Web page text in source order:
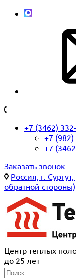
+7 (3462)
+7
+7
Заказать звонок
Россия, г.
обратной стороны)
Центр теплых
до 25 лет